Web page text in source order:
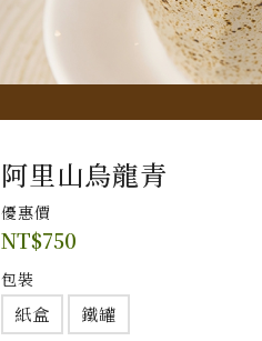
阿里山烏龍青
優惠價
NT$750
包裝
紙盒 鐵罐